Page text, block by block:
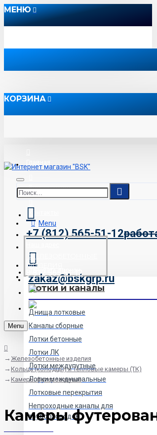
МЕНЮ
КОРЗИНА
Вопрос-ответ
+7 (812) 565-51-12
zakaz@bskgrp.ru
Menu
ЖЕЛЕЗОБЕТОННЫЕ
ИЗДЕЛИЯ
Лотки и каналы
Днища лотковые
Каналы сборные
Лотки бетонные
Лотки ЛК
Лотки междупутные
Лотки междушпальные
Лотковые перекрытия
Непроходные каналы для
трубопроводов
8 812 565 51 12
Menu
Железобетонные изделия
Кольца (колодцы) и Тепловые камеры (ТК)
Камеры футерованные
Камеры